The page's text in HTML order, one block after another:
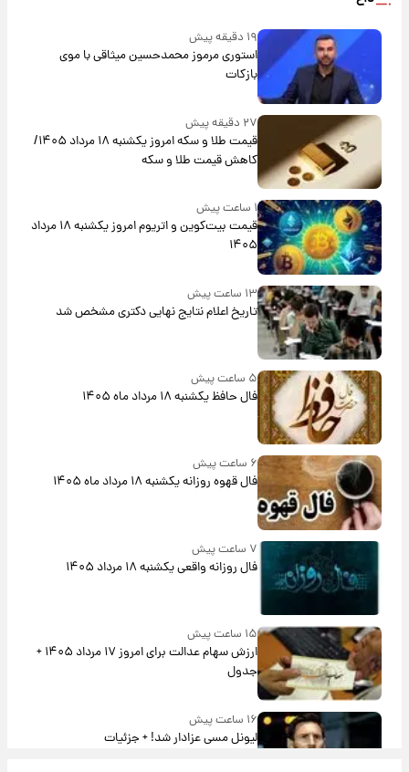
۱۹ دقیقه پیش
استوری مرموز محمدحسین میثاقی با موی
بازکات
۲۷ دقیقه پیش
قیمت طلا و سکه امروز یکشنبه ۱۸ مرداد ۱۴۰۵/
کاهش قیمت طلا و سکه
۱ ساعت پیش
قیمت بیت‌کوین و اتریوم امروز یکشنبه ۱۸ مرداد
۱۴۰۵
۱۳ ساعت پیش
تاریخ اعلام نتایج نهایی دکتری مشخص شد
۵ ساعت پیش
فال حافظ یکشنبه ۱۸ مرداد ماه ۱۴۰۵
۶ ساعت پیش
فال قهوه روزانه یکشنبه ۱۸ مرداد ماه ۱۴۰۵
۷ ساعت پیش
فال روزانه واقعی یکشنبه ۱۸ مرداد ۱۴۰۵
۱۵ ساعت پیش
ارزش سهام عدالت برای امروز ۱۷ مرداد ۱۴۰۵ +
جدول
۱۶ ساعت پیش
لیونل مسی عزادار شد! + جزئیات